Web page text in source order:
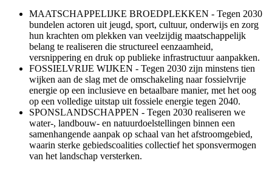
MAATSCHAPPELIJKE BROEDPLEKKEN - Tegen 2030
bundelen actoren uit jeugd, sport, cultuur, onderwijs en zorg
hun krachten om plekken van veelzijdig maatschappelijk
belang te realiseren die structureel eenzaamheid,
versnippering en druk op publieke infrastructuur aanpakken.
FOSSIELVRIJE WIJKEN - Tegen 2030 zijn minstens tien
wijken aan de slag met de omschakeling naar fossielvrije
energie op een inclusieve en betaalbare manier, met het oog
op een volledige uitstap uit fossiele energie tegen 2040.
SPONSLANDSCHAPPEN - Tegen 2030 realiseren we
water-, landbouw- en natuurdoelstellingen binnen een
samenhangende aanpak op schaal van het afstroomgebied,
waarin sterke gebiedscoalities collectief het sponsvermogen
van het landschap versterken.